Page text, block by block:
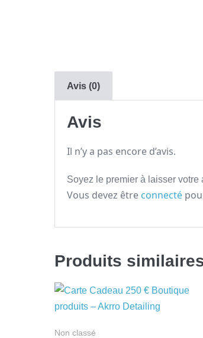
Avis (0)
Avis
Il n’y a pas encore d’avis.
Soyez le premier à laisser votre
Vous devez être connecté
Produits
Non classé